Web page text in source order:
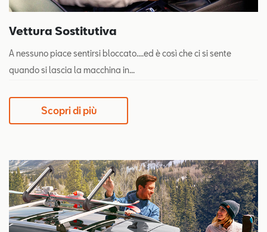
Vettura Sostitutiva
A nessuno piace sentirsi bloccato....ed è così che ci si sente
quando si lascia la macchina in...
Scopri di più